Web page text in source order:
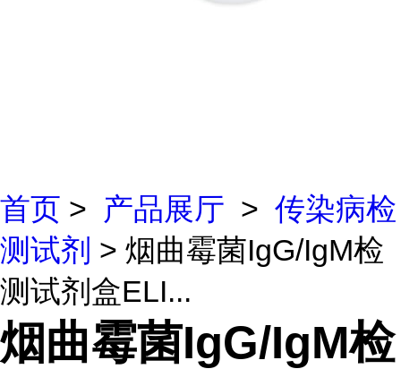
首页 > 产品展厅 > 传染病检
测试剂 > 烟曲霉菌IgG/IgM检
测试剂盒ELI...
烟曲霉菌IgG/IgM检